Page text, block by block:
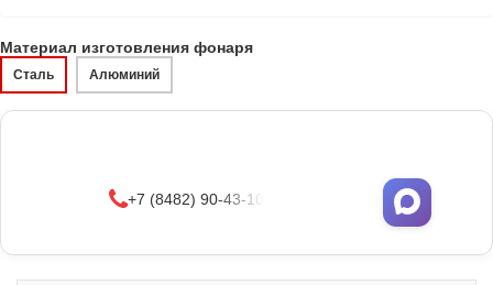
Материал изготовления фонаря
Сталь Алюминий
+7 (8482) 90-43-10